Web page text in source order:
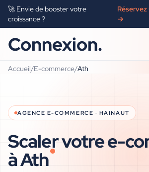
🚀 Envie de booster votre
croissance ?
→
Connexion.
Accueil/E-commerce/Ath
AGENCE E-COMMERCE · HAINAUT
Scaler votre e-
àAth